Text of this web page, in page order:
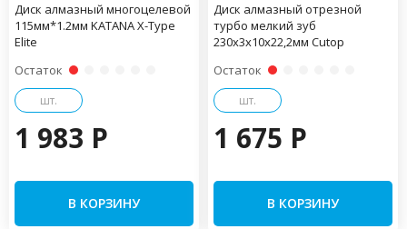
Диск алмазный многоцелевой
115мм*1.2мм KATANA X-Type
Elite
Остаток
шт.
1 983 P
В КОРЗИНУ
Диск алмазный отрезной
турбо мелкий зуб
230х3х10х22,2мм Cutop
Остаток
шт.
1 675 P
В КОРЗИНУ